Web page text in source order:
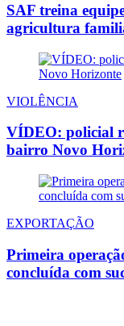
SAF treina
agricultura
VIOLÊNCIA
VÍDEO: policial
bairro Novo
EXPORTAÇÃO
Primeira
concluída com